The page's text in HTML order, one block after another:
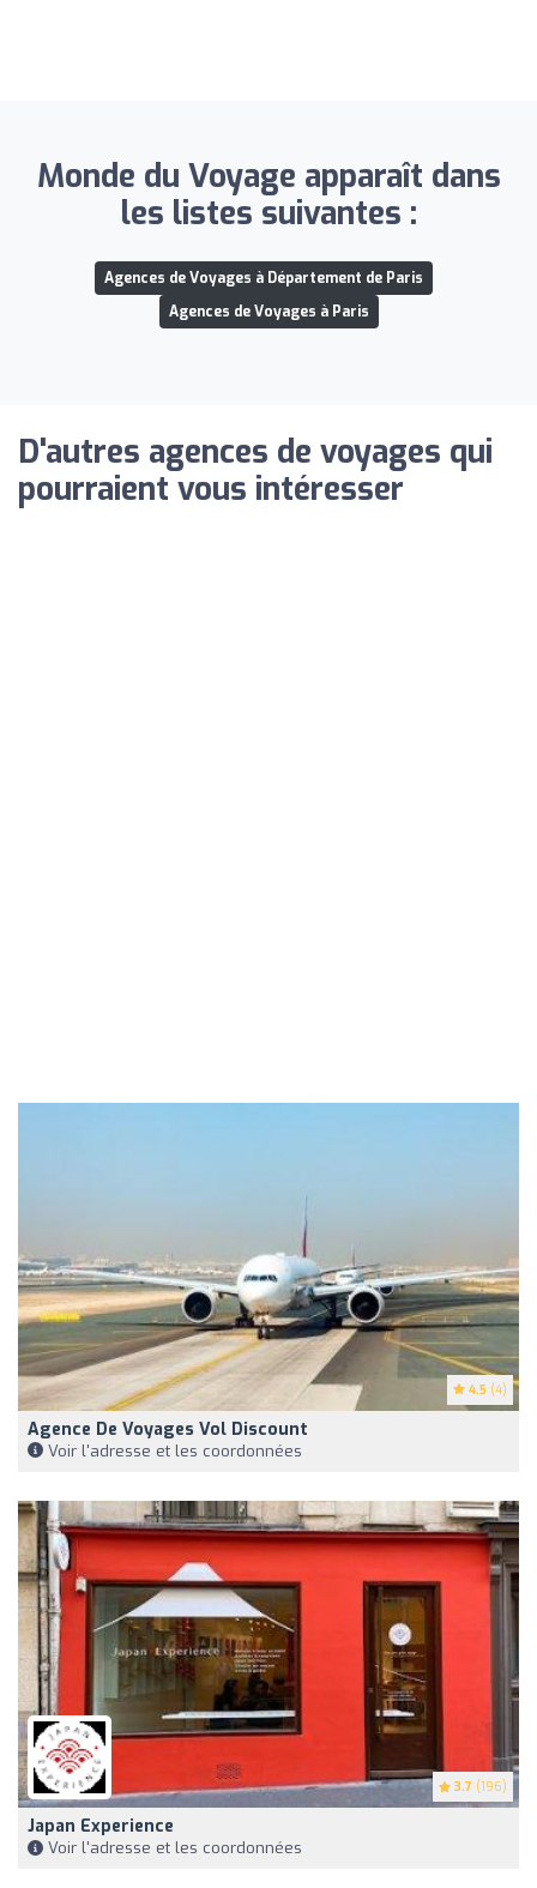
Monde du Voyage apparaît dans
les listes suivantes :
Agences de Voyages à Département de Paris
Agences de Voyages à Paris
D'autres agences de voyages qui
pourraient vous intéresser
4.5 (4)
Agence De Voyages Vol Discount
Voir l'adresse et les coordonnées
3.7 (196)
Japan Experience
Voir l'adresse et les coordonnées